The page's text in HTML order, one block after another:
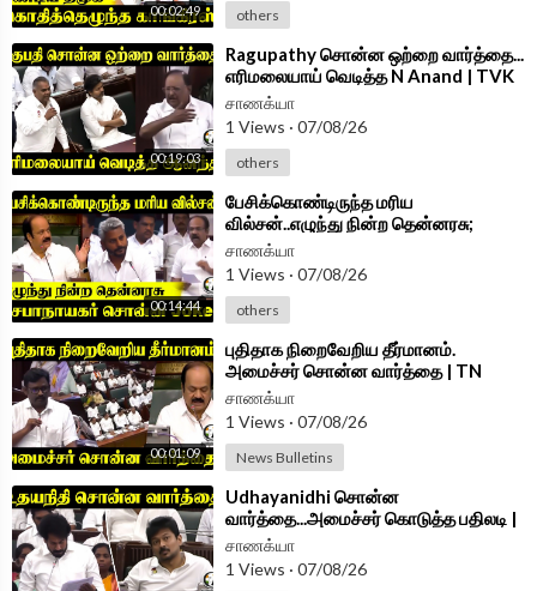
00:02:49 others
00:19:03
⁣Ragupathy சொன்ன ஒற்றை வார்த்தை...
எரிமலையாய் வெடித்த N Anand | TVK
Govt | DMK | Assembly 2026
சாணக்யா
1 Views · 07/08/26
others
00:14:44
⁣பேசிக்கொண்டிருந்த மரிய
வில்சன்..எழுந்து நின்ற தென்னரசு;
பாநாயகர் சொன்ன Joke | TN
Assembly Joke
சாணக்யா
1 Views · 07/08/26
others
00:01:09
⁣புதிதாக நிறைவேறிய தீர்மானம்.
அமைச்சர் சொன்ன வார்த்தை | TN
Assembly 2026 | DMK | TVK
சாணக்யா
1 Views · 07/08/26
News Bulletins
⁣Udhayanidhi சொன்ன
வார்த்தை...அமைச்சர் கொடுத்த பதிலடி |
Minister Vinoth Speech TN
Assembly 2026
சாணக்யா
1 Views · 07/08/26